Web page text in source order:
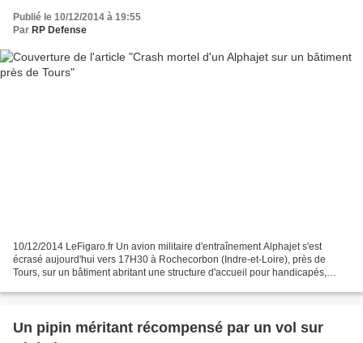
Publié le 10/12/2014 à 19:55
Par RP Defense
10/12/2014 LeFigaro.fr Un avion militaire d'entraînement Alphajet s'est
écrasé aujourd'hui vers 17H30 à Rochecorbon (Indre-et-Loire), près de
Tours, sur un bâtiment abritant une structure d'accueil pour handicapés,
Un pipin méritant récompensé par un vol sur